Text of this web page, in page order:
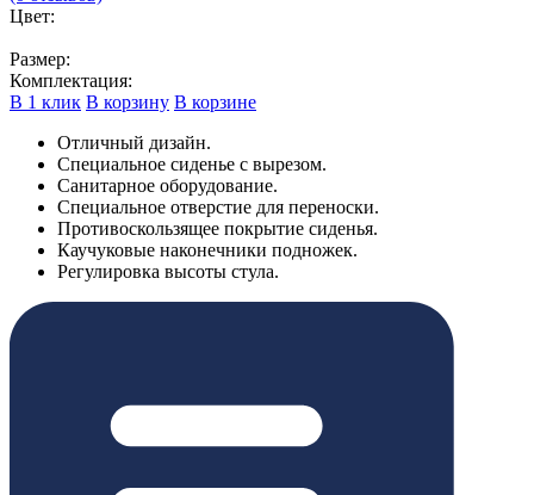
Цвет:
Размер:
Комплектация:
В 1 клик В корзину В корзине
Отличный дизайн.
Специальное сиденье с вырезом.
Санитарное оборудование.
Специальное отверстие для переноски.
Противоскользящее покрытие сиденья.
Каучуковые наконечники подножек.
Регулировка высоты стула.